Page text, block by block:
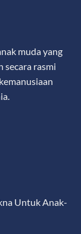
muda yang
secara rasmi
Untuk Anak-